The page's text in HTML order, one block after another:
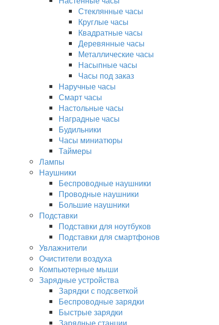
Стеклянные часы
Круглые часы
Квадратные часы
Деревянные часы
Металлические часы
Насыпные часы
Часы под заказ
Наручные часы
Смарт часы
Настольные часы
Наградные часы
Будильники
Часы миниатюры
Таймеры
Лампы
Наушники
Беспроводные наушники
Проводные наушники
Большие наушники
Подставки
Подставки для ноутбуков
Подставки для смартфонов
Увлажнители
Очистители воздуха
Компьютерные мыши
Зарядные устройства
Зарядки с подсветкой
Беспроводные зарядки
Быстрые зарядки